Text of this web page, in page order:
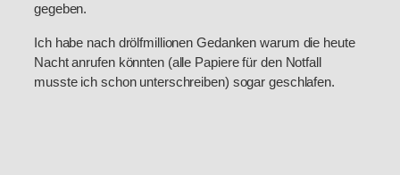
gegeben.
Ich habe nach drölfmillionen Gedanken warum die heute
Nacht anrufen könnten (alle Papiere für den Notfall
musste ich schon unterschreiben) sogar geschlafen.